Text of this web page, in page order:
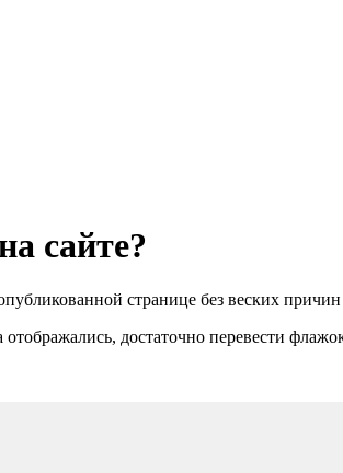
сайте?
странице без веских
достаточно перевести